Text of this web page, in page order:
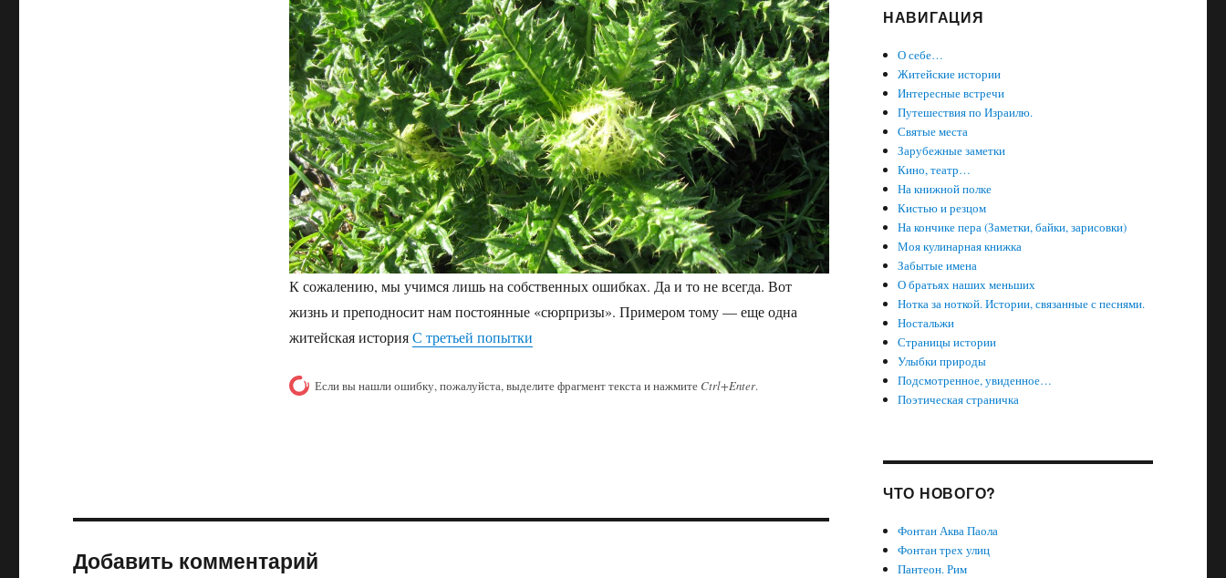
К сожалению, мы учимся лишь на собственных ошибках. Да и то не всегда. Вот
жизнь и преподносит нам постоянные «сюрпризы». Примером тому — еще одна
житейская историяС третьей попытки
Если вы нашли ошибку, пожалуйста, выделите фрагмент текста и нажмите Ctrl+Enter.
Добавить комментарий
НАВИГАЦИЯ
О себе…
Житейские истории
Интересные встречи
Путешествия по Израилю.
Святые места
Зарубежные заметки
Кино, театр…
На книжной полке
Кистью и резцом
На кончике пера (Заметки, байки, зарисовки)
Моя кулинарная книжка
Забытые имена
О братьях наших меньших
Нотка за ноткой. Истории, связанные с песнями.
Ностальжи
Страницы истории
Улыбки природы
Подсмотренное, увиденное…
Поэтическая страничка
ЧТО НОВОГО?
Фонтан Аква Паола
Фонтан трех улиц
Пантеон. Рим